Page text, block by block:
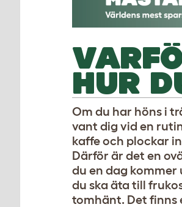
HUR
Om du har höns i
vant dig vid en
kaffe och plockar
Därför är det en
du en dag kommer
du ska äta till
tomhänt. Det finns